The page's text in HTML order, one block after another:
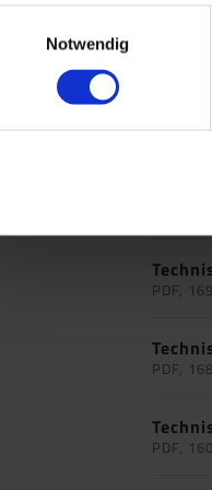
Notwendig
PDF,
PDF,
PDF,
PDF,